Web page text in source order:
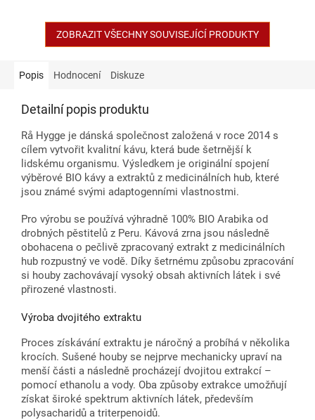
ZOBRAZIT VŠECHNY SOUVISEJÍCÍ PRODUKTY
Popis Hodnocení Diskuze
Detailní popis produktu
Rå Hygge je dánská společnost založená v roce 2014 s
cílem vytvořit kvalitní kávu, která bude šetrnější k
lidskému organismu. Výsledkem je originální spojení
výběrové BIO kávy a extraktů z medicinálních hub, které
jsou známé svými adaptogenními vlastnostmi.
Pro výrobu se používá výhradně 100% BIO Arabika od
drobných pěstitelů z Peru. Kávová zrna jsou následně
obohacena o pečlivě zpracovaný extrakt z medicinálních
hub rozpustný ve vodě. Díky šetrnému způsobu zpracování
si houby zachovávají vysoký obsah aktivních látek i své
přirozené vlastnosti.
Výroba dvojitého extraktu
Proces získávání extraktu je náročný a probíhá v několika
krocích. Sušené houby se nejprve mechanicky upraví na
menší části a následně procházejí dvojitou extrakcí –
pomocí ethanolu a vody. Oba způsoby extrakce umožňují
získat široké spektrum aktivních látek, především
polysacharidů a triterpenoidů.